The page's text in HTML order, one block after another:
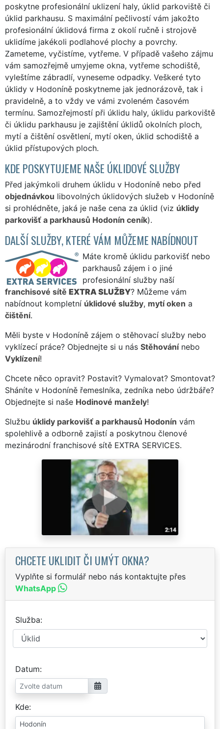
poskytne profesionální uklizení haly, úklid parkoviště či
úklid parkhausu. S maximální pečlivostí vám jakožto
profesionální úklidová firma z okolí ručně i strojově
uklidíme jakékoli podlahové plochy a povrchy.
Zameteme, vyčistíme, vytřeme. V případě vašeho zájmu
vám samozřejmě umyjeme okna, vytřeme schodiště,
vyleštíme zábradlí, vyneseme odpadky. Veškeré tyto
úklidy v Hodoníně poskytneme jak jednorázově, tak i
pravidelně, a to vždy ve vámi zvoleném časovém
termínu. Samozřejmostí při úklidu haly, úklidu parkoviště
či úklidu parkhausu je zajištění úklidů okolních ploch,
mytí a čištění osvětlení, mytí oken, úklid schodiště a
úklid přístupových ploch.
KDE POSKYTUJEME NAŠE ÚKLIDOVÉ SLUŽBY
Před jakýmkoli druhem úklidu v Hodoníně nebo před
objednávkou libovolných úklidových služeb v Hodoníně
si prohlédněte, jaká je naše cena za úklid (viz úklidy
parkovišť a parkhausů Hodonín ceník).
DALŠÍ SLUŽBY, KTERÉ VÁM MŮŽEME NABÍDNOUT
Máte kromě úklidu parkovišť nebo
parkhausů zájem i o jiné
profesionální služby naší
franchisové sítě EXTRA SLUŽBY? Můžeme vám
nabídnout kompletní úklidové služby, mytí oken a
čištění.
Měli byste v Hodoníně zájem o stěhovací služby nebo
vyklízecí práce? Objednejte si u nás Stěhovánínebo
Vyklízení!
Chcete něco opravit? Postavit? Vymalovat? Smontovat?
Sháníte v Hodoníně řemeslníka, zedníka nebo údržbáře?
Objednejte si naše Hodinové manžely!
Službu úklidy parkovišť a parkhausů Hodonín vám
spolehlivě a odborně zajistí a poskytnou členové
mezinárodní franchisové sítě EXTRA SERVICES.
CHCETE UKLIDIT ČI UMÝT OKNA?
Vyplňte si formulář nebo nás kontaktujte přes
WhatsApp
Služba
Datum
Kde